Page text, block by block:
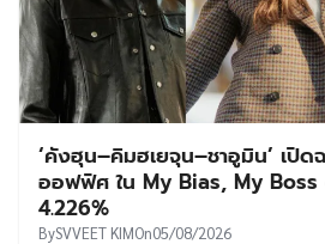
‘คังฮุน–คิมฮเยจุน–ชาอูมิน’ เปิด
ออฟฟิศ ใน My Bias, My Boss
4.226%
BySVVEET KIMOn05/08/2026